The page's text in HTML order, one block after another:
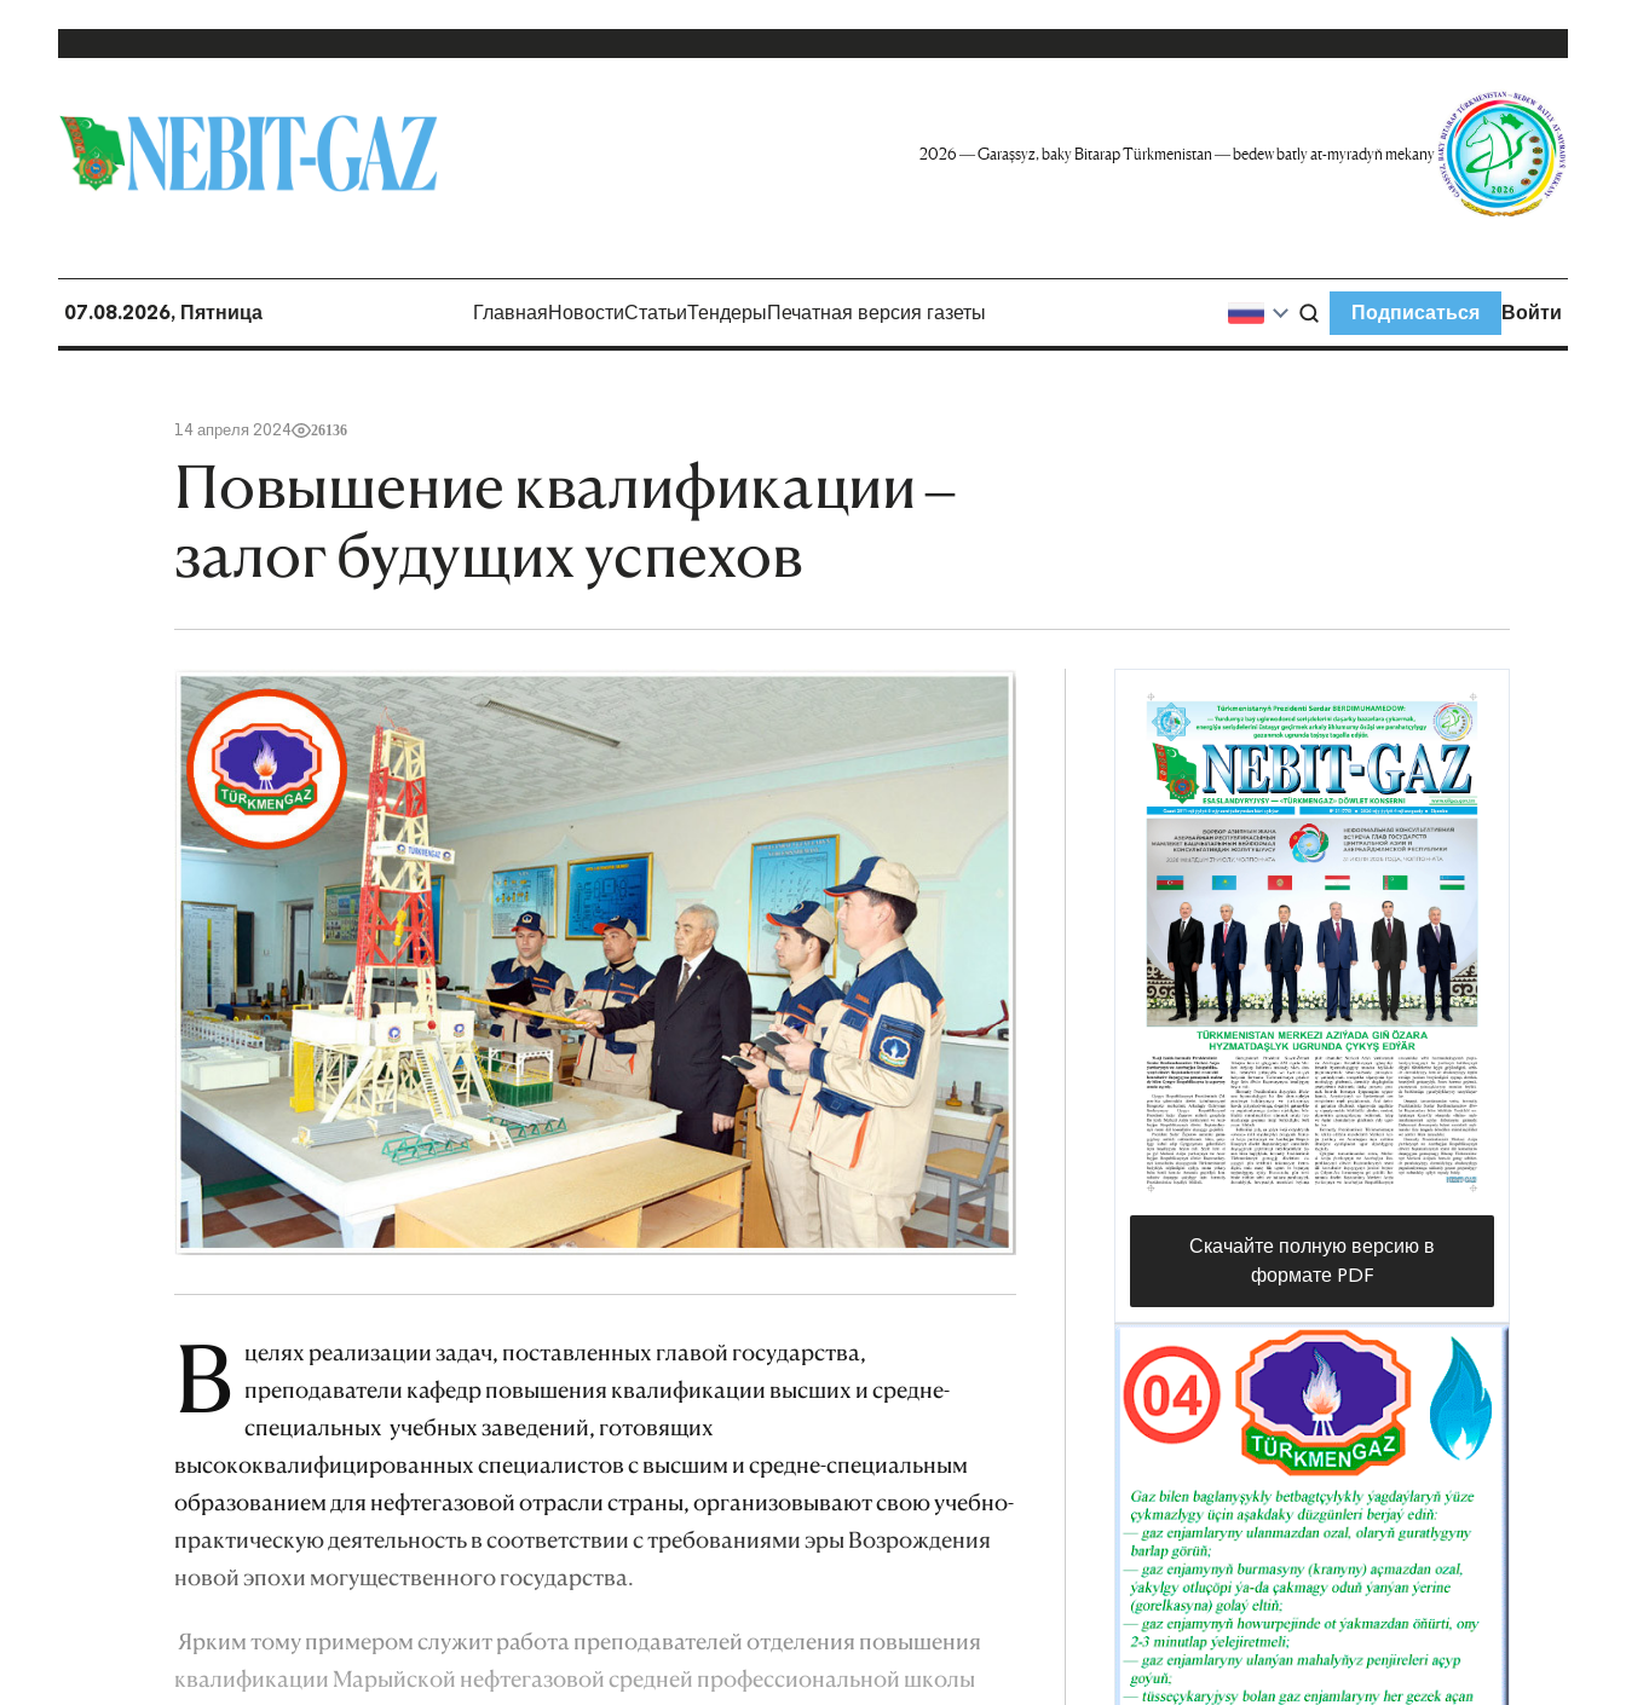
2026 — Garaşsyz, baky Bitarap Türkmenistan — bedew batly at-myradyň mekany
07.08.2026, Пятница ГлавнаяНовостиСтатьиТендерыПечатная версия газеты Подписаться Войти
14 апреля 2024 26136
Повышение квалификации –
залог будущих успехов
В целях реализации задач, поставленных главой государства,
преподаватели кафедр повышения квалификации высших и средне-
специальных учебных заведений, готовящих
высококвалифицированных специалистов с высшим и средне-специальным
образованием для нефтегазовой отрасли страны, организовывают свою учебно-
практическую деятельность в соответствии с требованиями эры Возрождения
новой эпохи могущественного государства.
Ярким тому примером служит работа преподавателей отделения повышения
квалификации Марыйской нефтегазовой средней профессиональной школы
Скачайте полную версию в
формате PDF